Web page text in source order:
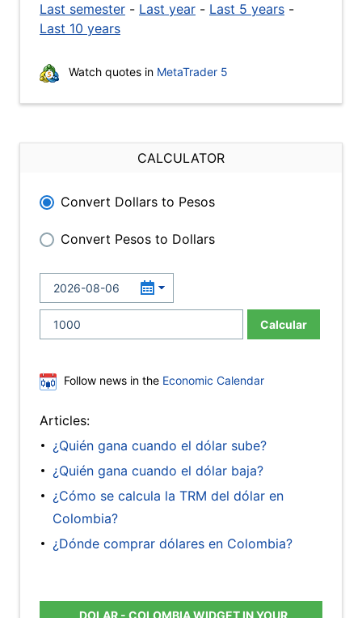
Last semester - Last year - Last 5 years -
Last 10 years
Watch quotes in MetaTrader 5
CALCULATOR
Convert Dollars to Pesos
Convert Pesos to Dollars
Calcular
Follow news in the Economic Calendar
Articles:
¿Quién gana cuando el dólar sube?
¿Quién gana cuando el dólar baja?
¿Cómo se calcula la TRM del dólar en
Colombia?
¿Dónde comprar dólares en Colombia?
DOLAR - COLOMBIA WIDGET IN YOUR